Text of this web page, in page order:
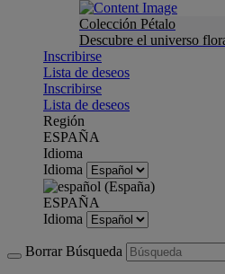
Colección Pétalo
Descubre el universo
Inscribirse
Lista de deseos
Inscribirse
Lista de deseos
Región
ESPAÑA
Idioma
Idioma
ESPAÑA
Idioma
Borrar Búsqueda